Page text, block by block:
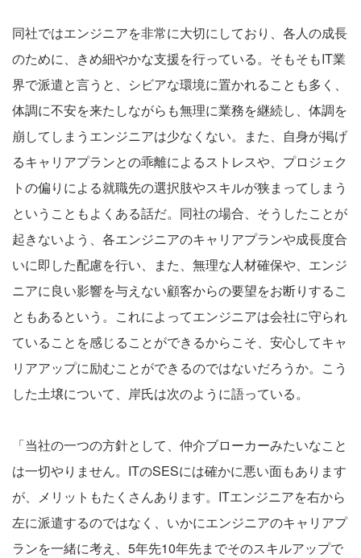
同社ではエンジニアを非常に大切にしており、各人の成長
のために、きめ細やかな支援を行っている。そもそもIT業
界で派遣と言うと、シビアな環境に置かれることも多く、
体調に不安を来たしながらも無理に業務を継続し、体調を
崩してしまうエンジニアは少なくない。また、自身が掲げ
るキャリアプランとの乖離によるストレスや、プロジェク
トの偏りによる就職先の選択肢やスキルが狭まってしまう
ということもよくある話だ。同社の場合、そうしたことが
起きないよう、各エンジニアのキャリアプランや成長度合
いに即した配慮を行い、また、無理な人材確保や、エンジ
ニアに良い影響を与えない顧客からの要望をお断りするこ
ともあるという。これによってエンジニアは会社に守られ
ていることを感じることができるからこそ、安心してキャ
リアアップに励むことができるのではないだろうか。こう
した土壌について、岸氏は次のように語っている。
「当社の一つの方針として、仲介ブローカーみたいなこと
は一切やりません。ITのSESには確かに悪い面もあります
が、メリットもたくさんあります。ITエンジニアを右から
左に派遣するのではなく、いかにエンジニアのキャリアプ
ランを一緒に考え、5年先10年先までそのスキルアップで